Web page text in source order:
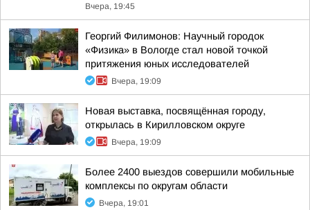
Вчера, 19:45
Георгий Филимонов: Научный городок
«Физика» в Вологде стал новой точкой
притяжения юных исследователей
Вчера, 19:09
Новая выставка, посвящённая городу,
открылась в Кирилловском округе
Вчера, 19:09
Более 2400 выездов совершили мобильные
комплексы по округам области
Вчера, 19:01